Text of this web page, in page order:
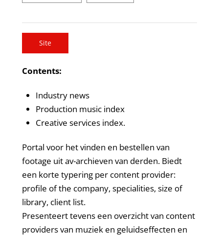
Site
Contents:
Industry news
Production music index
Creative services index.
Portal voor het vinden en bestellen van
footage uit av-archieven van derden. Biedt
een korte typering per content provider:
profile of the company, specialities, size of
library, client list.
Presenteert tevens een overzicht van content
providers van muziek en geluidseffecten en